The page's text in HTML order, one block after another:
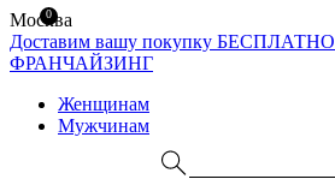
Москва
Доставим вашу покупку БЕСПЛАТНО
ФРАНЧАЙЗИНГ
Женщинам
Мужчинам
0